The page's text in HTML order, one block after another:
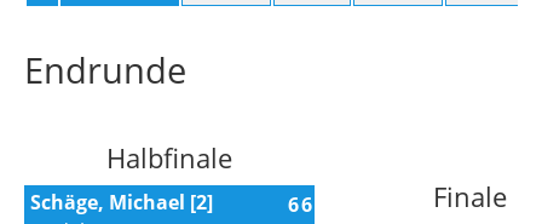
Endrunde
Halbfinale
Schäge, Michael [2]
66
Finale